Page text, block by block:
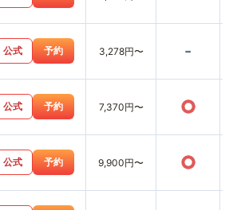
公式 予約 3,278円〜 -
公式 予約 7,370円〜 ○
公式 予約 9,900円〜 ○